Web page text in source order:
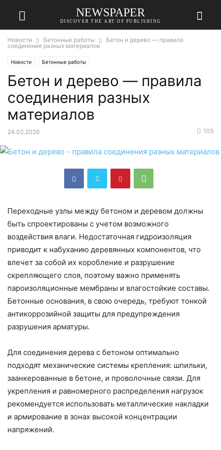
NEWSPAPER
DISCOVER THE ART OF PUBLISHING
Новости Бетонные работы
Бетон и дерево — правила
соединения разных материалов
Новости Бетонные работы
Бетон и дерево — правила
соединения разных
материалов
24.02.2026 105
Переходные узлы между бетоном и деревом должны
быть спроектированы с учетом возможного
воздействия влаги. Недостаточная гидроизоляция
приводит к набуханию деревянных компонентов, что
влечет за собой их коробление и разрушение
скрепляющего слоя, поэтому важно применять
пароизоляционные мембраны и влагостойкие составы.
Бетонные основания, в свою очередь, требуют тонкой
антикоррозийной защиты для предупреждения
разрушения арматуры.
Для соединения дерева с бетоном оптимально
подходят механические системы крепления: шпильки,
заанкерованные в бетоне, и проволочные связи. Для
укрепления и равномерного распределения нагрузок
рекомендуется использовать металлические накладки
и армирование в зонах высокой концентрации
напряжений.